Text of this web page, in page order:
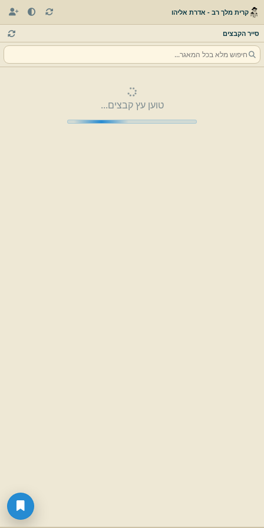
קרית מלך רב - אדרת אליהו
סייר הקבצים
טוען עץ קבצים...